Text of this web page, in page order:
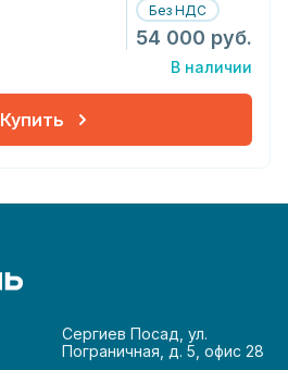
Без НДС
54 000 руб.
В наличии
Купить
Сергиев Посад, ул.
Пограничная, д. 5, офис 28